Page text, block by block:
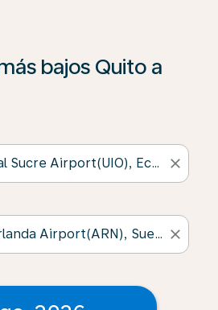
bajos Quito a
close
close